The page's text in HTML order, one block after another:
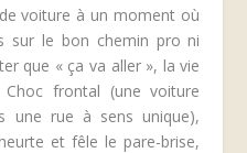
voiture à un moment où
sur le bon chemin pro ni
que « ça va aller », la vie
frontal (une voiture
une rue à sens unique),
et fêle le pare-brise,